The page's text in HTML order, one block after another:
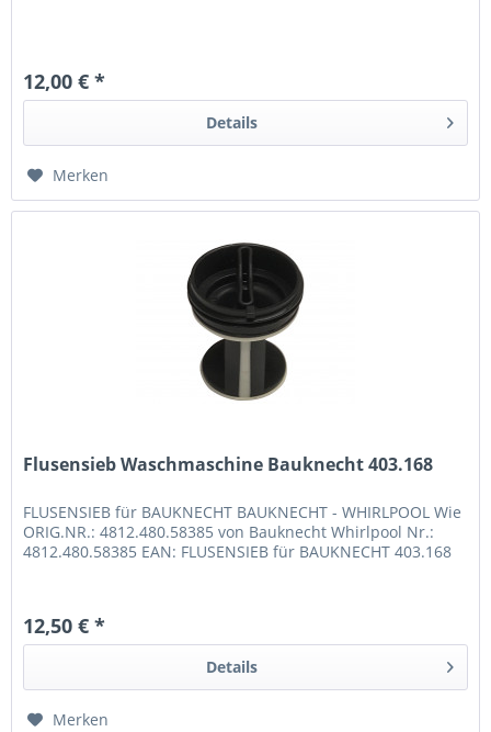
12,00 € *
Details
Merken
Flusensieb Waschmaschine Bauknecht 403.168
FLUSENSIEB für BAUKNECHT BAUKNECHT - WHIRLPOOL Wie
ORIG.NR.: 4812.480.58385 von Bauknecht Whirlpool Nr.:
4812.480.58385 EAN: FLUSENSIEB für BAUKNECHT 403.168
12,50 € *
Details
Merken